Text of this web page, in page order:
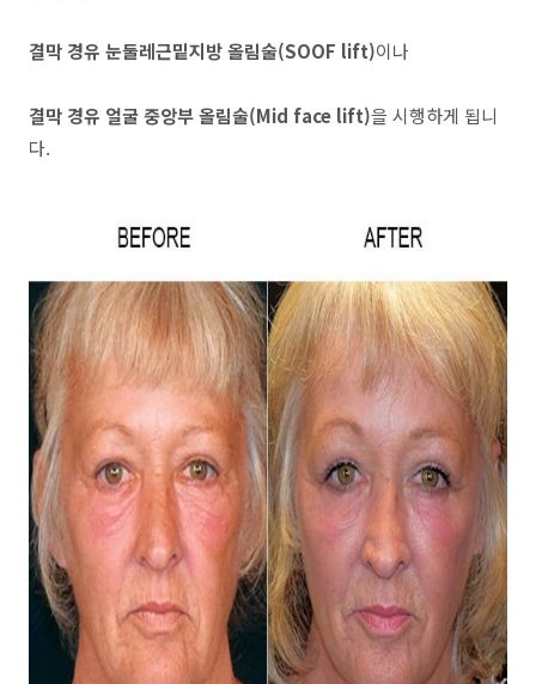
결막 경유 눈둘레근밑지방 올림술(SOOF lift)이나
결막 경유 얼굴 중앙부 올림술(Mid face lift)을 시행하게 됩니
다.